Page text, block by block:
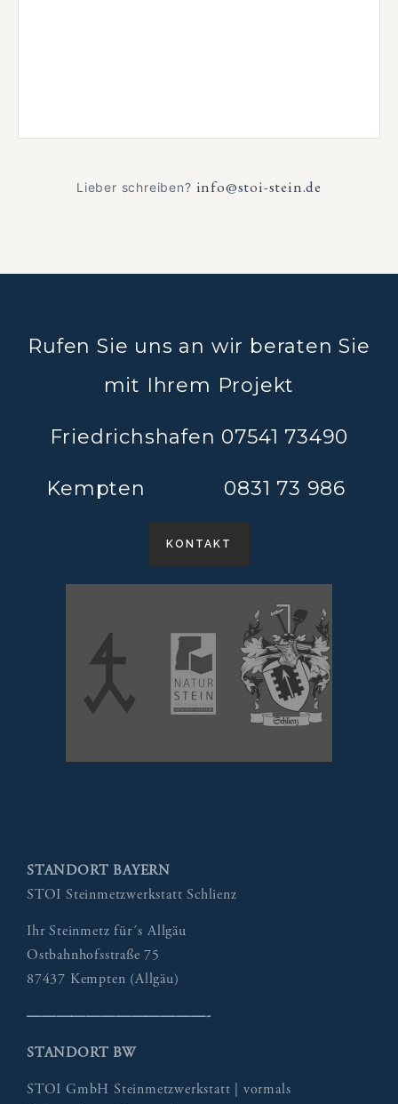
Lieber schreiben? info@stoi-stein.de
Rufen Sie uns an wir beraten Sie
mit Ihrem Projekt
Friedrichshafen 07541 73490
Kempten 0831 73 986
KONTAKT
STANDORT BAYERN
STOI Steinmetzwerkstatt Schlienz
Ihr Steinmetz für´s Allgäu
Ostbahnhofsstraße 75
87437 Kempten (Allgäu)
————————————-
STANDORT BW
STOI GmbH Steinmetzwerkstatt | vormals